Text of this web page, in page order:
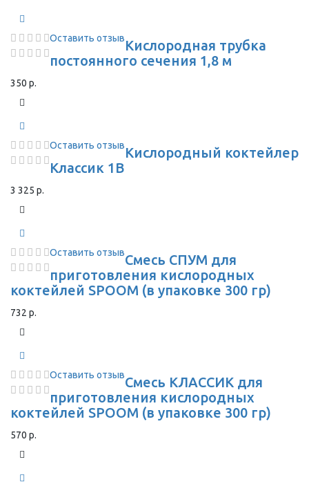
Оставить отзывКислородная трубка
постоянного сечения 1,8 м
350 р.
Оставить отзывКислородный коктейлер
Классик 1В
3 325 р.
Оставить отзывСмесь СПУМ для
приготовления кислородных
коктейлей SPOOM (в упаковке 300 гр)
732 р.
Оставить отзывСмесь КЛАССИК для
приготовления кислородных
коктейлей SPOOM (в упаковке 300 гр)
570 р.